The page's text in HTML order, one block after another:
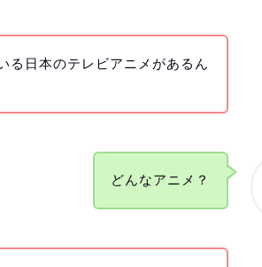
る日本のテレビアニメがあるん
どんなアニメ？